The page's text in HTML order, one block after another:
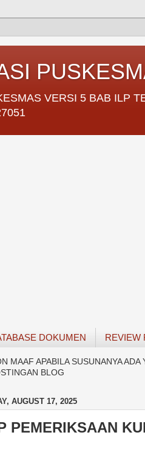
VERSI 5 BAB ILP
DOKUMEN REVIEW
MAAF APABILA SUSUNANYA
BLOG
AUGUST 17, 2025
PEMERIKSAAN